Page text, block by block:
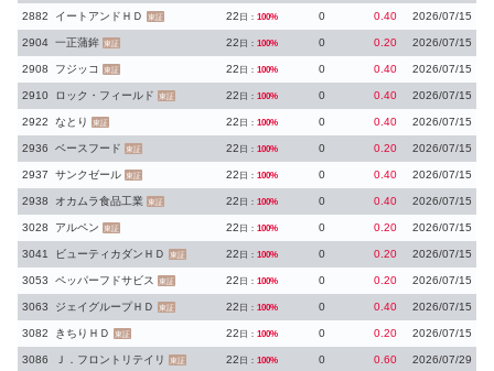
2882 イートアンドＨＤ 東証 22 日： 100% 0 0.40 2026/07/15
2904 一正蒲鉾 東証 22 日： 100% 0 0.20 2026/07/15
2908 フジッコ 東証 22 日： 100% 0 0.40 2026/07/15
2910 ロック・フィールド 東証 22 日： 100% 0 0.40 2026/07/15
2922 なとり 東証 22 日： 100% 0 0.40 2026/07/15
2936 ベースフード 東証 22 日： 100% 0 0.20 2026/07/15
2937 サンクゼール 東証 22 日： 100% 0 0.40 2026/07/15
2938 オカムラ食品工業 東証 22 日： 100% 0 0.40 2026/07/15
3028 アルペン 東証 22 日： 100% 0 0.20 2026/07/15
3041 ビューティカダンＨＤ 東証 22 日： 100% 0 0.20 2026/07/15
3053 ペッパーフドサビス 東証 22 日： 100% 0 0.20 2026/07/15
3063 ジェイグループＨＤ 東証 22 日： 100% 0 0.40 2026/07/15
3082 きちりＨＤ 東証 22 日： 100% 0 0.20 2026/07/15
3086 Ｊ．フロントリテイリ 東証 22 日： 100% 0 0.60 2026/07/29